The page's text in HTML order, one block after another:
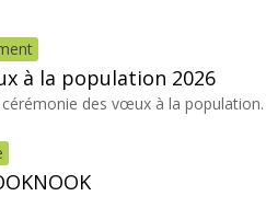
à la population 2026
des vœux à la